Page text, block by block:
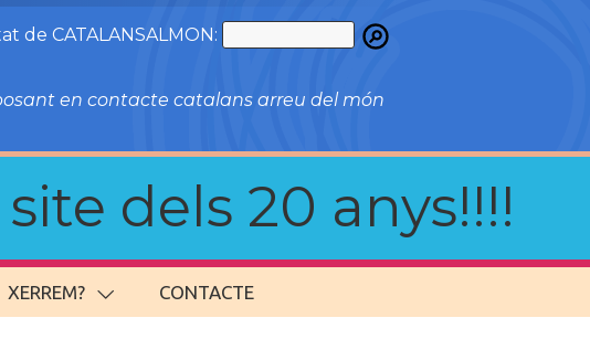
de CATALANSALMON:
en contacte catalans arreu del món
dels 20 anys!!!!
XERREM? CONTACTE